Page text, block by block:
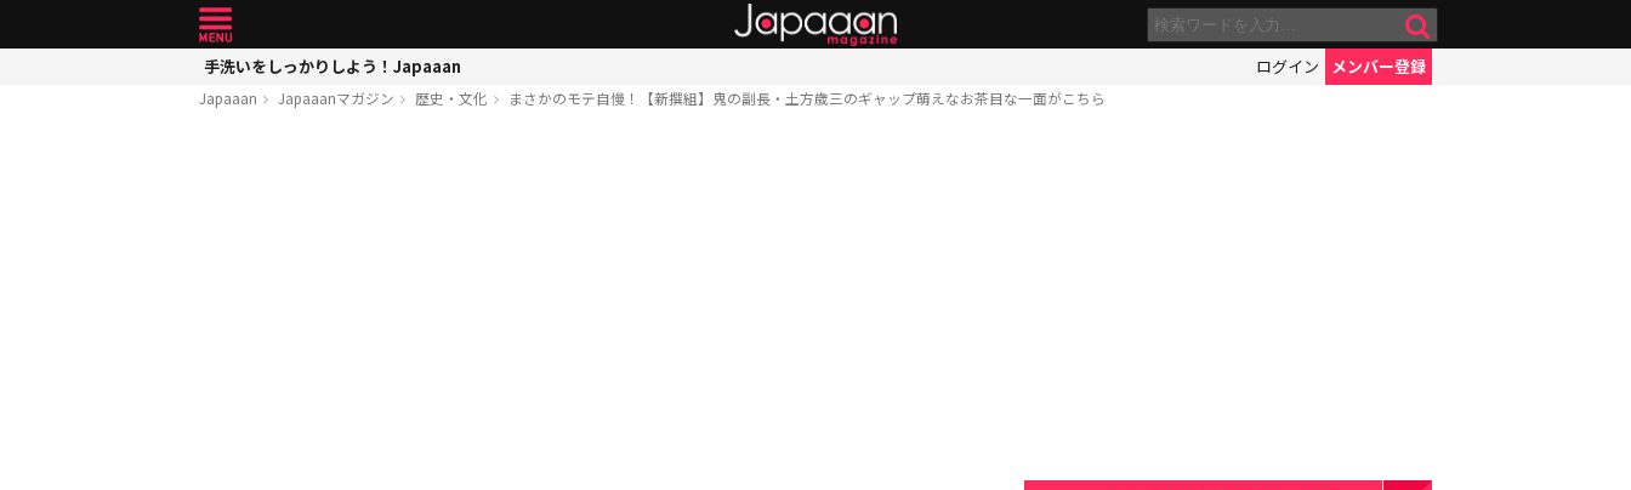
手洗いをしっかりしよう！Japaaan ログイン メンバー登録
Japaaan Japaaanマガジン 歴史・文化 まさかのモテ自慢！【新撰組】鬼の副長・土方歳三のギャップ萌えなお茶目な一面がこちら